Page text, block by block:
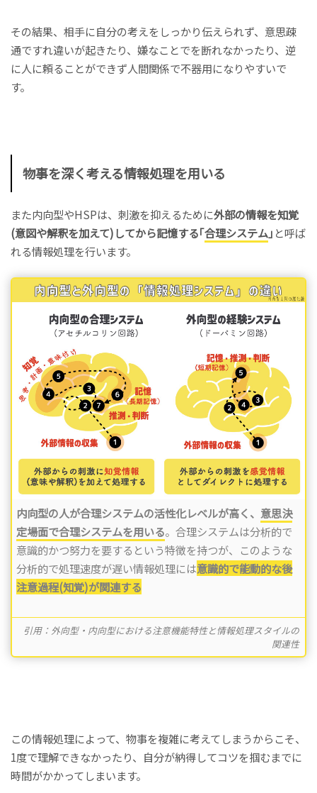
その結果、相手に自分の考えをしっかり伝えられず、意思疎
通ですれ違いが起きたり、嫌なことでを断れなかったり、逆
に人に頼ることができず人間関係で不器用になりやすいで
す。
物事を深く考える情報処理を用いる
また内向型やHSPは、刺激を抑えるために外部の情報を知覚
(意図や解釈を加えて)してから記憶する｢合理システム｣ と呼ば
れる情報処理を行います。
内向型の人が合理システムの活性化レベルが高く、 意思決
定場面で合理システムを用いる。合理システムは分析的で
意識的かつ努力を要するという特徴を持つが、このような
分析的で処理速度が遅い情報処理には意識的で能動的な後
注意過程(知覚)が関連する
引用：外向型・内向型における注意機能特性と情報処理スタイルの
関連性
この情報処理によって、物事を複雑に考えてしまうからこそ、
1度で理解できなかったり、自分が納得してコツを掴むまでに
時間がかかってしまいます。